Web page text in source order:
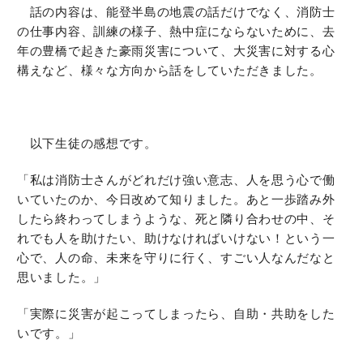
話の内容は、能登半島の地震の話だけでなく、消防士
の仕事内容、訓練の様子、熱中症にならないために、去
年の豊橋で起きた豪雨災害について、大災害に対する心
構えなど、様々な方向から話をしていただきました。
以下生徒の感想です。
「私は消防士さんがどれだけ強い意志、人を思う心で働
いていたのか、今日改めて知りました。あと一歩踏み外
したら終わってしまうような、死と隣り合わせの中、そ
れでも人を助けたい、助けなければいけない！という一
心で、人の命、未来を守りに行く、すごい人なんだなと
思いました。」
「実際に災害が起こってしまったら、自助・共助をした
いです。」